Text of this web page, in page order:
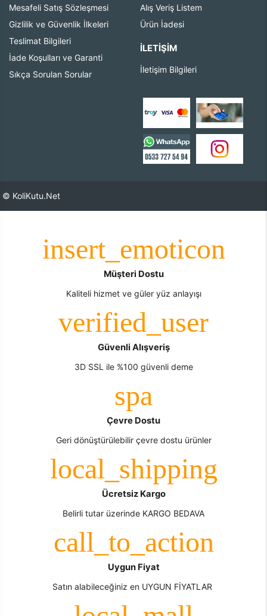
Mesafeli Satış Sözleşmesi
Gizlilik ve Güvenlik İlkeleri
Teslimat Bilgileri
İade Koşulları ve Garanti
Sıkça Sorulan Sorular
Alış Veriş Listem
Ürün İadesi
İLETIŞIM
İletişim Bilgileri
© KoliKutu.Net
Müşteri Dostu
Kaliteli hizmet ve güler yüz anlayışı
Güvenli Alışveriş
3D SSL ile %100 güvenli deme
Çevre Dostu
Geri dönüştürülebilir çevre dostu ürünler
Ücretsiz Kargo
Belirli tutar üzerinde KARGO BEDAVA
Uygun Fiyat
Satın alabileceğiniz en UYGUN FİYATLAR